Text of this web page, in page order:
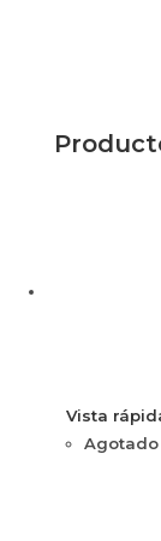
Vista
Agotado